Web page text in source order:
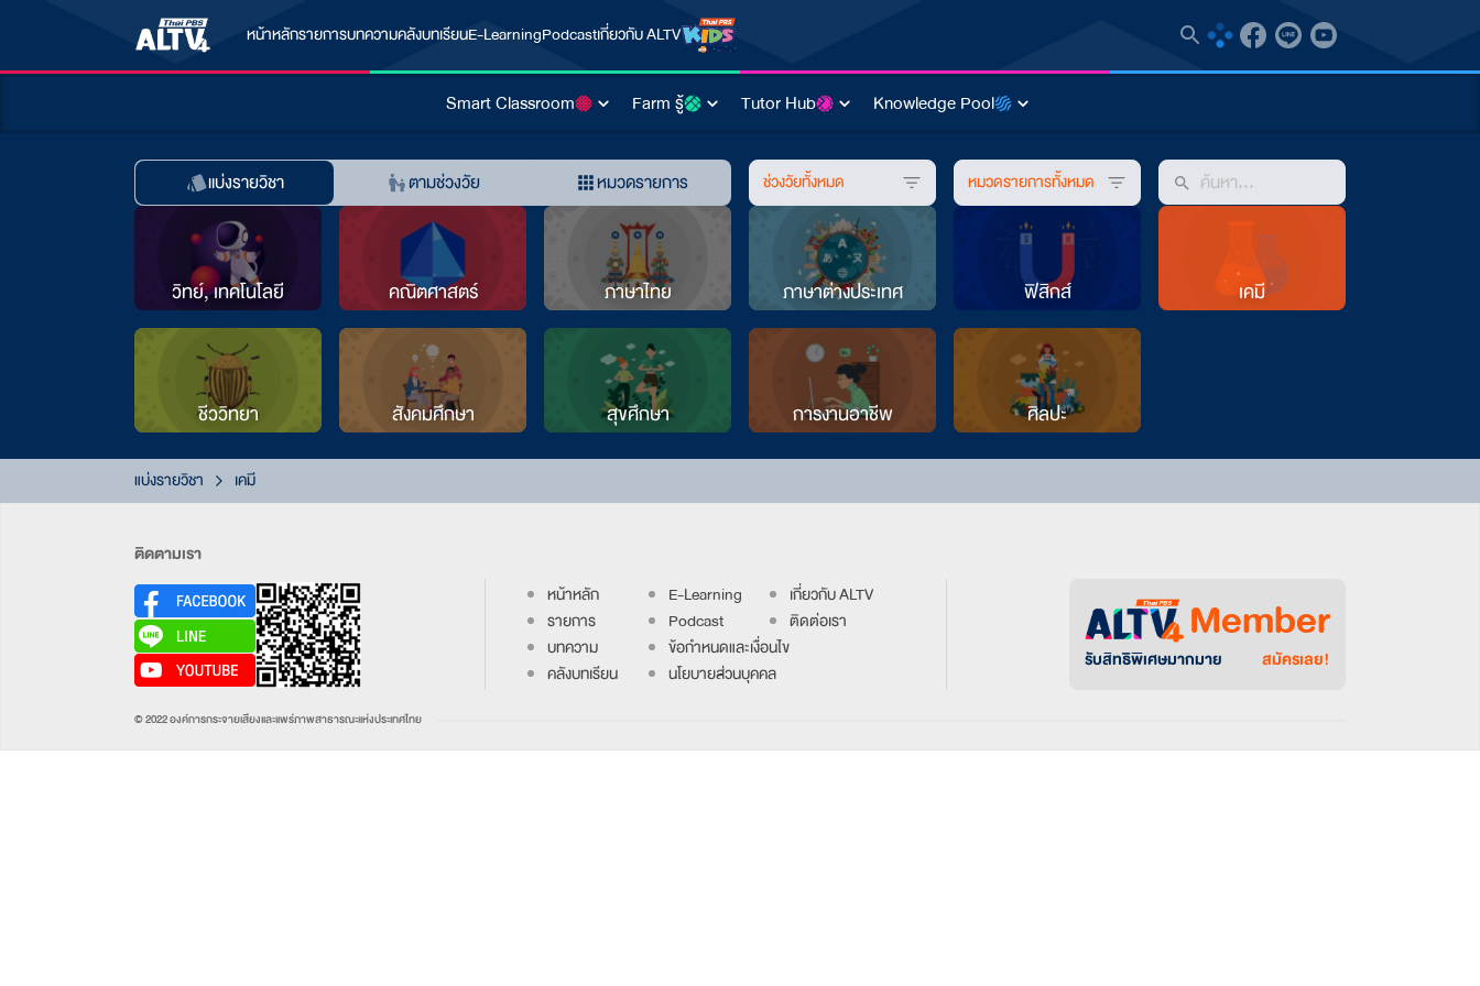
หน้าหลักรายการบทความคลังบทเรียนE-LearningPodcastเกี่ยวกับ ALTV
Smart Classroom Farm รู้ Tutor Hub Knowledge Pool
แบ่งรายวิชา ตามช่วงวัย หมวดรายการ ช่วงวัยทั้งหมด หมวดรายการทั้งหมด
วิทย์, เทคโนโลยี คณิตศาสตร์ ภาษาไทย ภาษาต่างประเทศ ฟิสิกส์ เคมี
ชีววิทยา สังคมศึกษา สุขศึกษา การงานอาชีพ ศิลปะ
แบ่งรายวิชา เคมี
ติดตามเรา
หน้าหลัก
รายการ
บทความ
คลังบทเรียน
E-Learning
Podcast
ข้อกำหนดและเงื่อนไข
นโยบายส่วนบุคคล
เกี่ยวกับ ALTV
ติดต่อเรา
Member
รับสิทธิพิเศษมากมาย สมัครเลย!
© 2022 องค์การกระจายเสียงและแพร่ภาพสาธารณะแห่งประเทศไทย